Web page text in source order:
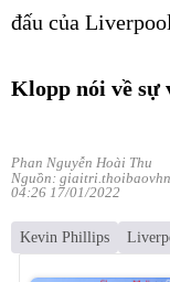
đấu của
Klopp nói về sự
Phan Nguyễn Hoài Thu
Nguồn:
04:26 17/01/2022
Kevin Phillips